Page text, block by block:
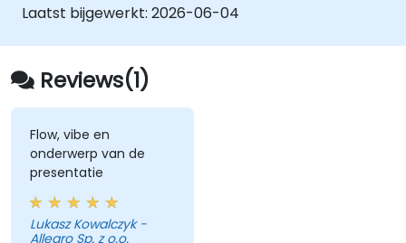
bouwen.
De geavanceerde functies en
aanpasbaarheidsmogelijkheden van
Google Gemini AI verkennen.
Laatst bijgewerkt: 2026-06-04
Reviews(1)
Flow, vibe en
onderwerp van de
presentatie
Lukasz Kowalczyk -
Allegro Sp. z o.o.